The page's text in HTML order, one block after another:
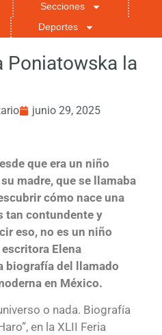
Secciones
Deportes
Poniatowska la
junio 29, 2025
que era un niño
madre, que se llamaba
cómo nace una
tan contundente y
eso, no es un niño
Elena
biografía del llamado
en México.
o nada. Biografía
en la XLII Feria